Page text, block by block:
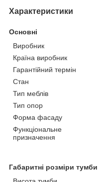
Характеристики
Основні
Виробник
Країна виробник
Гарантійний термін
Стан
Тип меблів
Тип опор
Форма фасаду
Функціональне
призначення
Габаритні розміри тумби